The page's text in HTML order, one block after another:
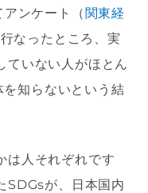
ンケート（関東経
なったところ、実
ていない人がほとん
知らないという結
は人それぞれです
SDGsが、日本国内